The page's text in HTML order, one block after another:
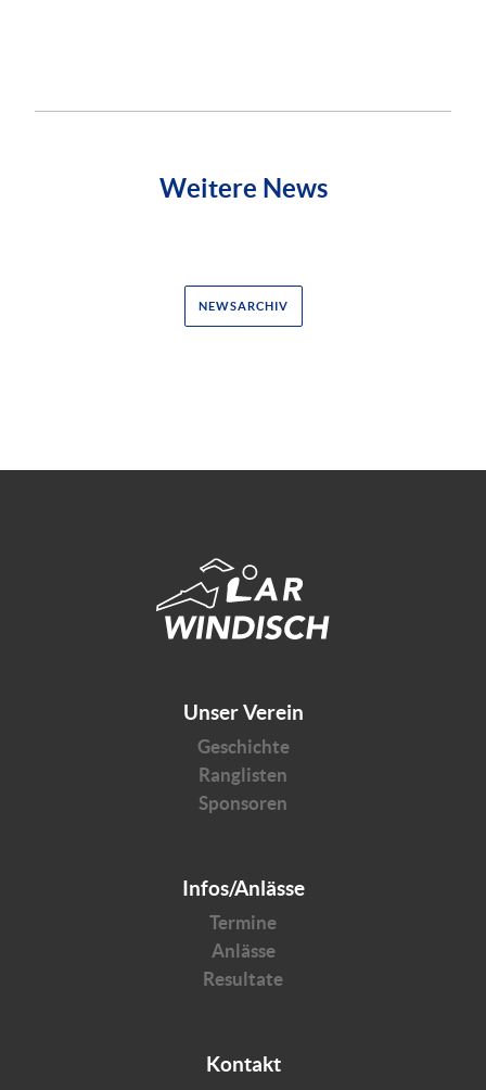
Weitere News
NEWSARCHIV
Unser Verein
Geschichte
Ranglisten
Sponsoren
Infos/Anlässe
Termine
Anlässe
Resultate
Kontakt